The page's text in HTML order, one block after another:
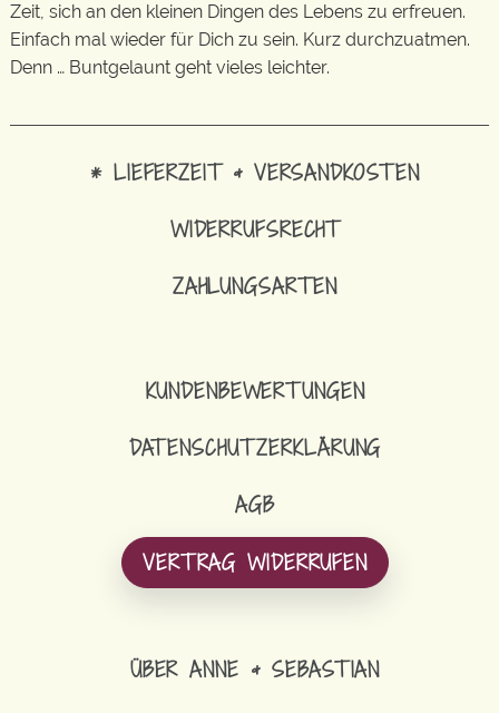
Zeit, sich an den kleinen Dingen des Lebens zu erfreuen.
Einfach mal wieder für Dich zu sein. Kurz durchzuatmen.
Denn … Buntgelaunt geht vieles leichter.
* LIEFERZEIT & VERSANDKOSTEN
WIDERRUFSRECHT
ZAHLUNGSARTEN
KUNDENBEWERTUNGEN
DATENSCHUTZERKLÄRUNG
AGB
VERTRAG WIDERRUFEN
ÜBER ANNE & SEBASTIAN